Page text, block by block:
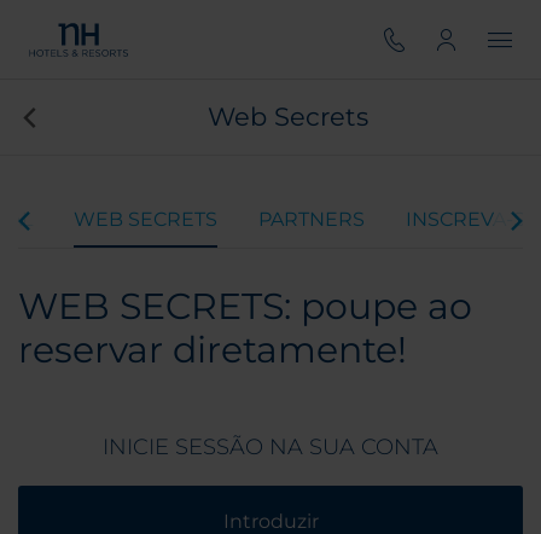
Web Secrets
WEB SECRETS PARTNERS INSCREVA-SE
WEB SECRETS: poupe ao
reservar diretamente!
INICIE SESSÃO NA SUA CONTA
Introduzir